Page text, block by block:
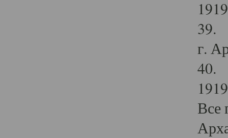
39.
г.
40.
Все